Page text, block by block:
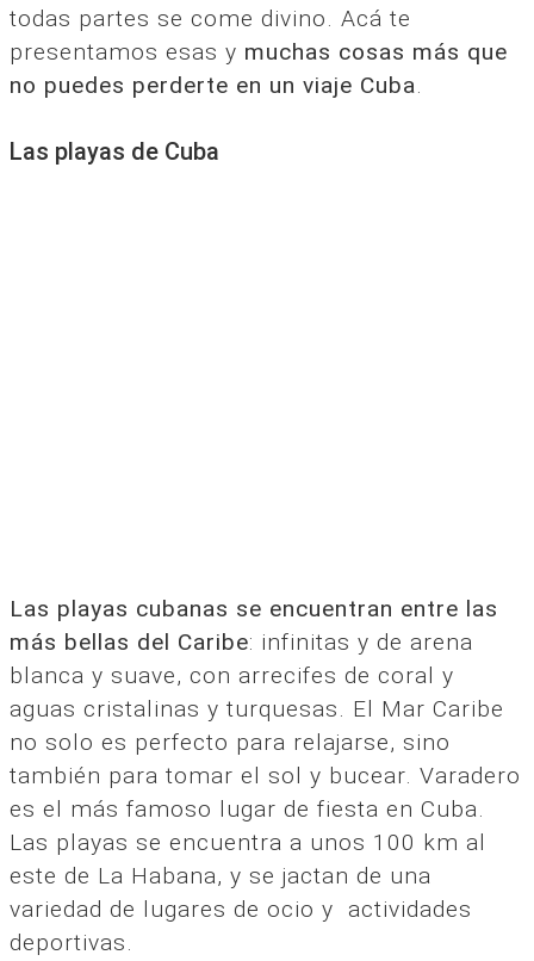
todas partes se come divino. Acá te
presentamos esas y muchas cosas más que
no puedes perderte en un viaje Cuba.
Las playas de Cuba
Las playas cubanas se encuentran entre las
más bellas del Caribe: infinitas y de arena
blanca y suave, con arrecifes de coral y
aguas cristalinas y turquesas. El Mar Caribe
no solo es perfecto para relajarse, sino
también para tomar el sol y bucear. Varadero
es el más famoso lugar de fiesta en Cuba.
Las playas se encuentra a unos 100 km al
este de La Habana, y se jactan de una
variedad de lugares de ocio y actividades
deportivas.